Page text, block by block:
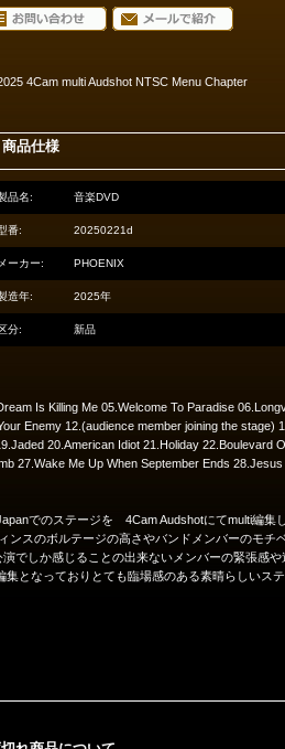
4Cam multi Audshot NTSC Menu Chapter
商品仕様
品名: 音楽DVD
番: 20250221d
メーカー: PHOENIX
造年: 2025年
分: 新品
Is Killing Me 05.Welcome To Paradise
Enemy 12.(audience member joining the stage)
20.American Idiot 21.Holiday 22.Boulevard
27.Wake Me Up When September Ends
でのステージを 4Cam Audshotにてmulti編集
スのボルテージの高さやバンドメンバーのモチ
でしか感じることの出来ないメンバーの緊張感
となっておりとても臨場感のある素晴らしいス